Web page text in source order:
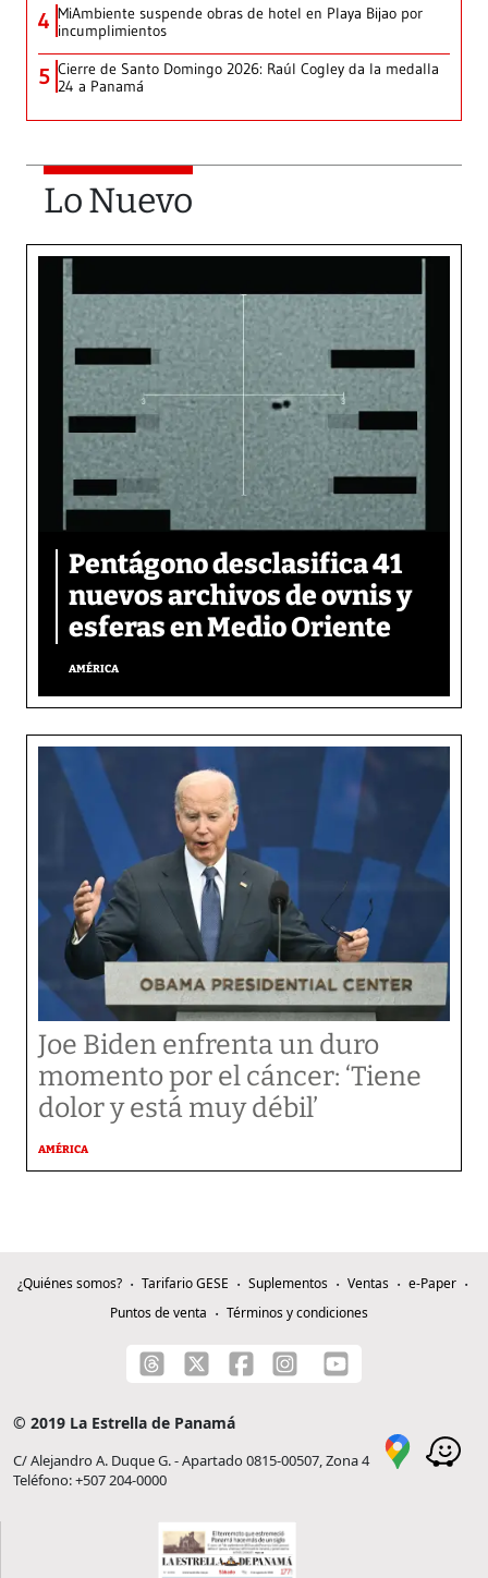
4 MiAmbiente suspende obras de hotel en Playa Bijao por
incumplimientos
5 Cierre de Santo Domingo 2026: Raúl Cogley da la medalla
24 a Panamá
Lo Nuevo
Pentágono desclasifica 41
nuevos archivos de ovnis y
esferas en Medio Oriente
AMÉRICA
Joe Biden enfrenta un duro
momento por el cáncer: ‘Tiene
dolor y está muy débil’
AMÉRICA
¿Quiénes somos? Tarifario GESE Suplementos Ventas
e-Paper
Puntos de venta
Términos y condiciones
© 2019 La Estrella de Panamá
C/ Alejandro A. Duque G. - Apartado 0815-00507, Zona 4
Teléfono: +507 204-0000